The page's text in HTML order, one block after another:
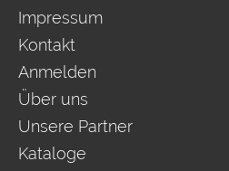
Impressum
Kontakt
Anmelden
Über uns
Unsere Partner
Kataloge